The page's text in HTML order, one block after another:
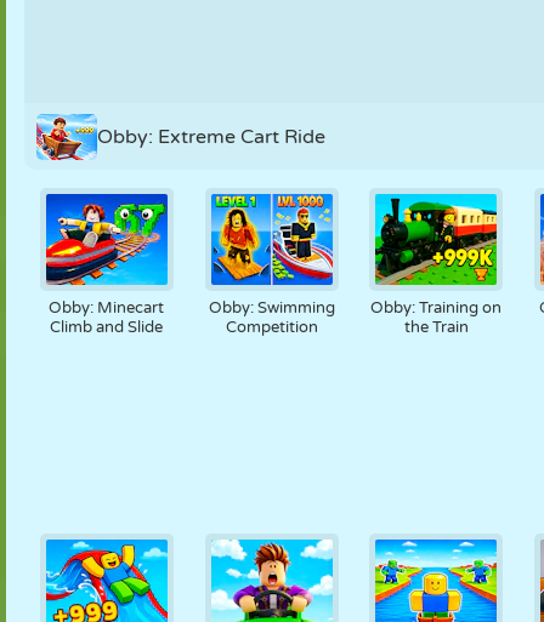
Obby: Extreme Cart Ride
Obby: Minecart
Climb and Slide
Obby: Swimming
Competition
Obby: Training on
the Train